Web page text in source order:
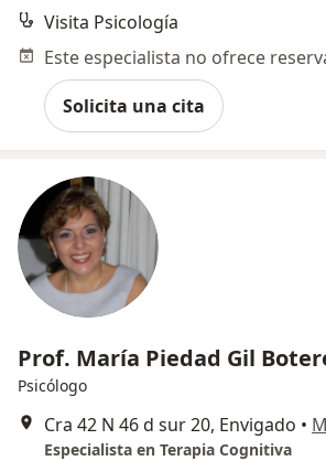
Visita Psicología
Solicita una cita
Prof. María Piedad Gil
Psicólogo
Cra 42 N 46 d sur 20, Envigado •
Especialista en Terapia Cognitiva